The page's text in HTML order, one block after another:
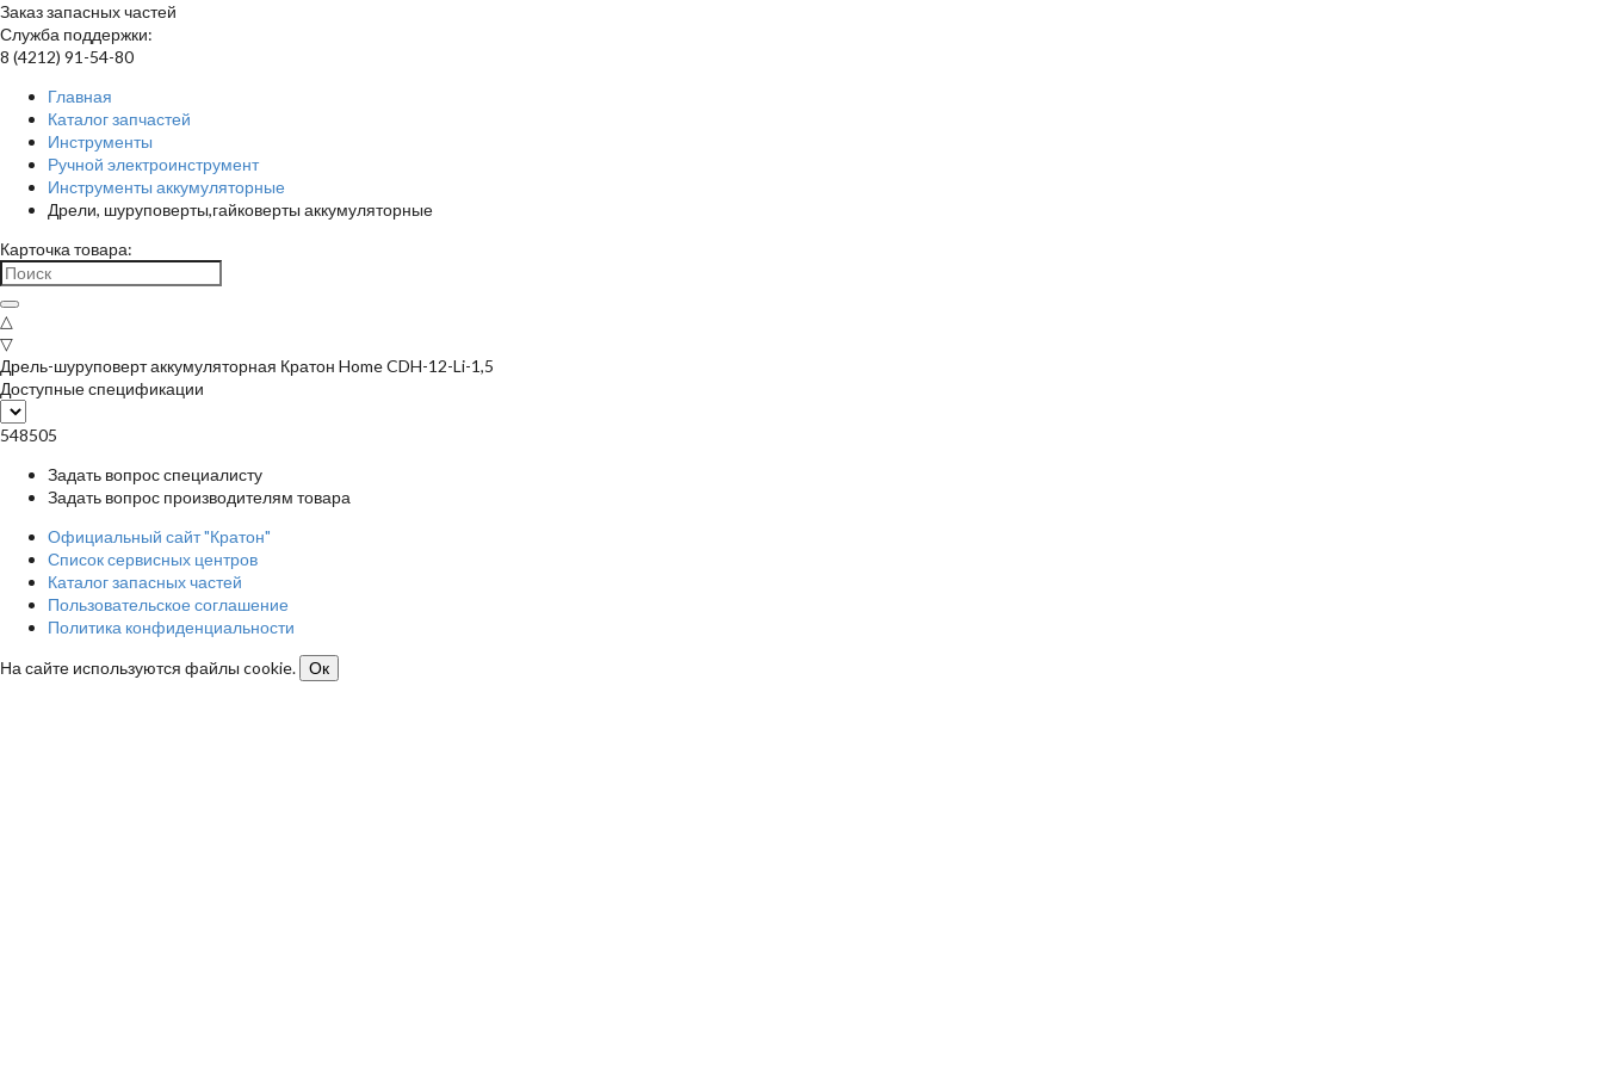
Заказ запасных частей
Служба поддержки:
8 (4212) 91-54-80
Главная
Каталог запчастей
Инструменты
Ручной электроинструмент
Инструменты аккумуляторные
Дрели, шуруповерты,гайковерты аккумуляторные
Карточка товара:
△
▽
Дрель-шуруповерт аккумуляторная Кратон Home CDH-12-Li-1,5
Доступные спецификации
548505
Задать вопрос специалисту
Задать вопрос производителям товара
Официальный сайт "Кратон"
Список сервисных центров
Каталог запасных частей
Пользовательское соглашение
Политика конфиденциальности
На сайте используются файлы cookie.
Ок